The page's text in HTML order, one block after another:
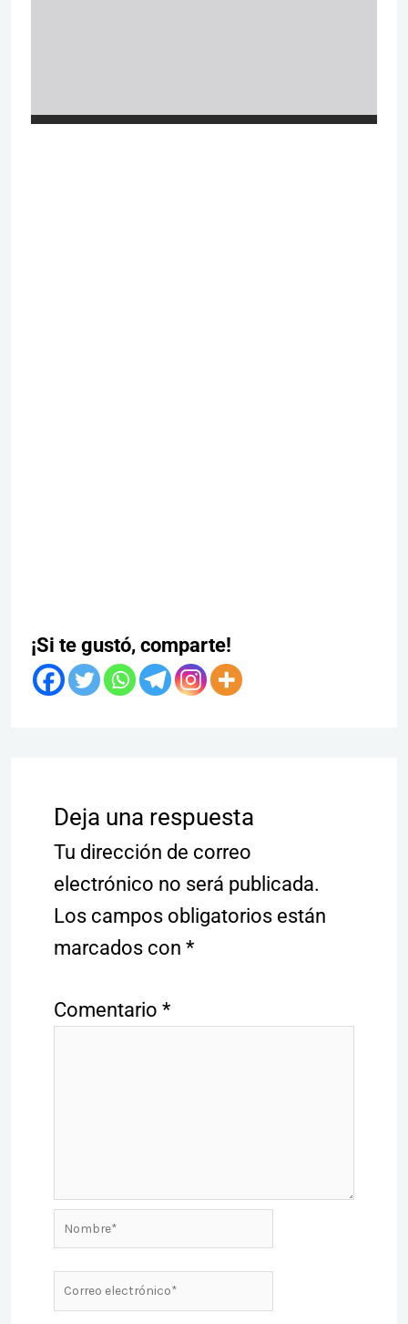
¡Si te gustó, comparte!
Deja una respuesta
Tu dirección de correo
electrónico no será publicada.
Los campos obligatorios están
marcados con *
Comentario *
Nombre*
Correo
electrónico*